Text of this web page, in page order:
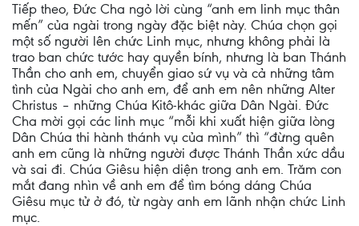
Tiếp theo, Đức Cha ngỏ lời cùng “anh em linh mục thân
mến” của ngài trong ngày đặc biệt này. Chúa chọn gọi
một số người lên chức Linh mục, nhưng không phải là
trao ban chức tước hay quyền bính, nhưng là ban Thánh
Thần cho anh em, chuyển giao sứ vụ và cả những tâm
tình của Ngài cho anh em, để anh em nên những Alter
Christus – những Chúa Kitô-khác giữa Dân Ngài. Đức
Cha mời gọi các linh mục “mỗi khi xuất hiện giữa lòng
Dân Chúa thi hành thánh vụ của mình” thì “đừng quên
anh em cũng là những người được Thánh Thần xức dầu
và sai đi. Chúa Giêsu hiện diện trong anh em. Trăm con
mắt đang nhìn về anh em để tìm bóng dáng Chúa
Giêsu mục tử ở đó, từ ngày anh em lãnh nhận chức Linh
mục.